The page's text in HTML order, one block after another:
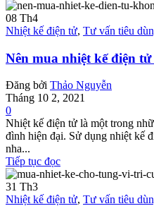
08 Th4
Nhiệt kế điện tử, Tư vấn tiêu
Nên mua nhiệt kế điện
Đăng bởi Thảo Nguyễn
Tháng 10 2, 2021
0
Nhiệt kế điện tử là một trong
đình hiện đại. Sử dụng nhiệt kế
nha...
Tiếp tục đọc
31 Th3
Nhiệt kế điện tử, Tư vấn tiêu